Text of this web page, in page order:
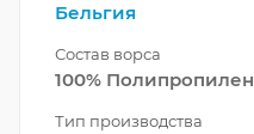
Бельгия
Состав ворса
100% Полипропилен
Тип производства